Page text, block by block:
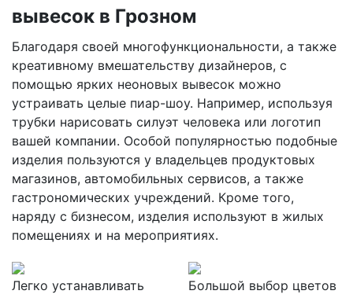
вывесок в Грозном
Благодаря своей многофункциональности, а также
креативному вмешательству дизайнеров, с
помощью ярких неоновых вывесок можно
устраивать целые пиар-шоу. Например, используя
трубки нарисовать силуэт человека или логотип
вашей компании. Особой популярностью подобные
изделия пользуются у владельцев продуктовых
магазинов, автомобильных сервисов, а также
гастрономических учреждений. Кроме того,
наряду с бизнесом, изделия используют в жилых
помещениях и на мероприятиях.
Легко устанавливать
Большой выбор цветов